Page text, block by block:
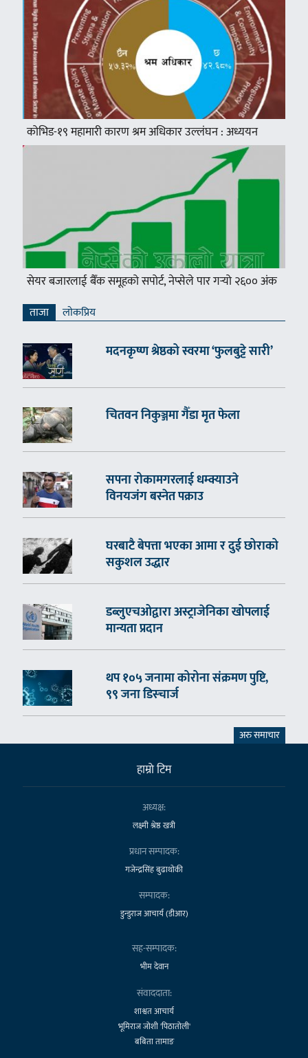
कोभिड-१९ महामारी कारण श्रम अधिकार उल्लंघन : अध्ययन
सेयर बजारलाई बैँक समूहको सपोर्ट, नेप्सेले पार गर्‍यो २६०० अंक
ताजा लाेकप्रिय
मदनकृष्ण श्रेष्ठको स्वरमा ‘फुलबुट्टे सारी’
चितवन निकुञ्जमा गैँडा मृत फेला
सपना रोकामगरलाई धम्क्याउने
विनयजंग बस्नेत पक्राउ
घरबाटै बेपत्ता भएका आमा र दुई छोराको
सकुशल उद्धार
डब्लुएचओद्वारा अस्ट्राजेनिका खोपलाई
मान्यता प्रदान
थप १०५ जनामा कोरोना संक्रमण पुष्टि,
९९ जना डिस्चार्ज
अरु समाचार
हाम्राे टिम
अध्यक्ष:
लक्ष्मी श्रेष्ठ खत्री
प्रधान सम्पादक:
गजेन्द्रसिंह बुढाथोकी
सम्पादक:
डुन्डुराज आचार्य (डीआर)
सह-सम्पादक:
भीम देवान
संवाददाता:
शाश्वत आचार्य
भूमिराज जोशी 'पिठातोली'
बबिता तामाङ